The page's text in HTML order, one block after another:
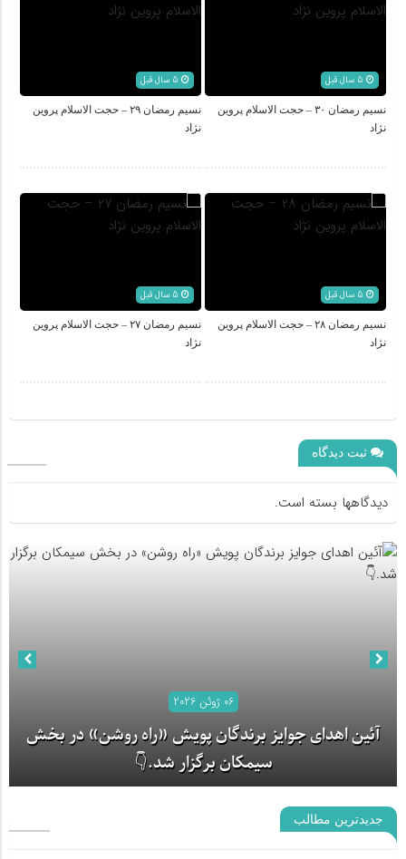
نسیم رمضان ۳۰ – حجت الاسلام پروین
نژاد
نسیم رمضان ۲۹ – حجت الاسلام پروین
نژاد
نسیم رمضان ۲۸ – حجت الاسلام پروین
نژاد
نسیم رمضان ۲۷ – حجت الاسلام پروین
نژاد
ثبت دیدگاه
دیدگاهها بسته است.
06 ژوئن 2026
آئین اهدای جوایز برندگان پویش «راه روشن» در بخش
سیمکان برگزار شد.👇
جدیدترین مطالب